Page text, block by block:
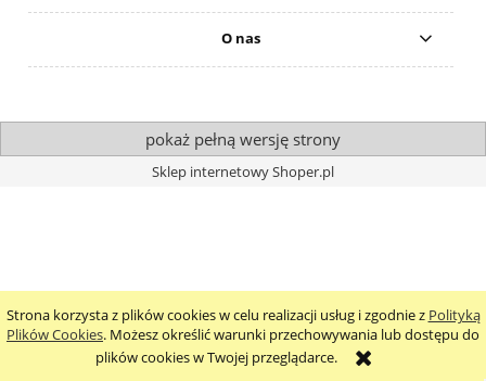
Strona korzysta z plików cookies w celu realizacji usług i zgodnie z Polityką
Plików Cookies. Możesz określić warunki przechowywania lub dostępu do
plików cookies w Twojej przeglądarce.
O nas
pokaż pełną wersję strony
Sklep internetowy Shoper.pl